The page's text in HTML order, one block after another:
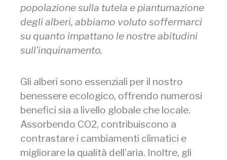
popolazione sulla tutela e piantumazione
degli alberi, abbiamo voluto soffermarci
su quanto impattano le nostre abitudini
sull’inquinamento.
Gli alberi sono essenziali per il nostro
benessere ecologico, offrendo numerosi
benefici sia a livello globale che locale.
Assorbendo CO2, contribuiscono a
contrastare i cambiamenti climatici e
migliorare la qualità dell’aria. Inoltre, gli